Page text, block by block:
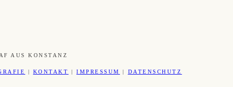
AUS KONSTANZ
| KONTAKT |IMPRESSUM | DATENSCHUTZ